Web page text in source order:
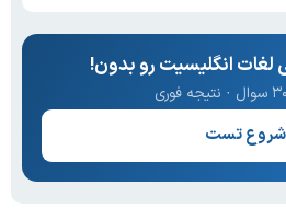
انگلیسیت رو بدون!
شروع تست